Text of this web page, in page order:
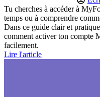
Tu cherches à accéder à
temps ou à comprendre
Dans ce guide clair et
comment activer ton compte
facilement.
Lire l'article